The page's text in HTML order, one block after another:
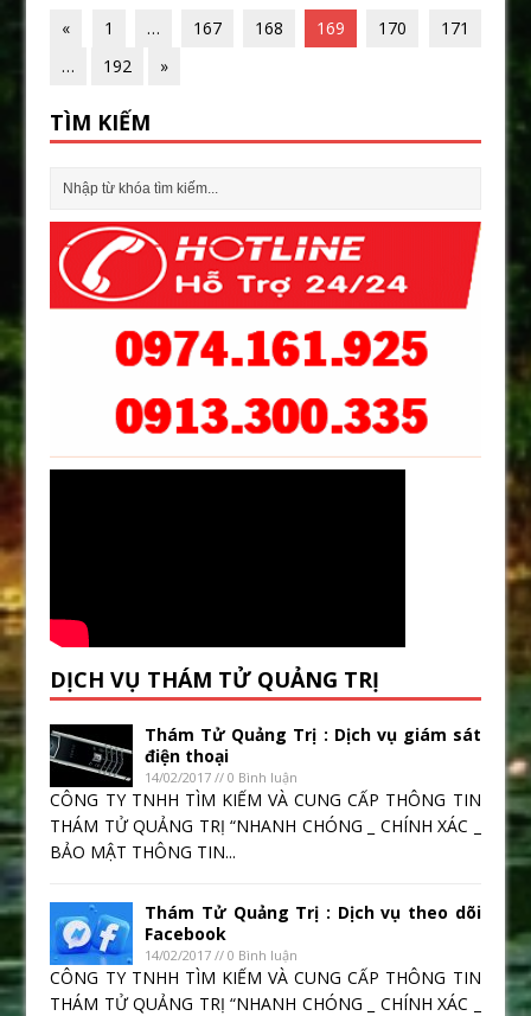
« 1 … 167 168 169 170
171
…
192 »
TÌM KIẾM
DỊCH VỤ THÁM TỬ QUẢNG TRỊ
Thám Tử Quảng Trị : Dịch vụ giám sát
điện thoại
14/02/2017 // 0 Bình luận
CÔNG TY TNHH TÌM KIẾM VÀ CUNG CẤP THÔNG TIN
THÁM TỬ QUẢNG TRỊ “NHANH CHÓNG _ CHÍNH XÁC _
BẢO MẬT THÔNG TIN...
Thám Tử Quảng Trị : Dịch vụ theo dõi
Facebook
14/02/2017 // 0 Bình luận
CÔNG TY TNHH TÌM KIẾM VÀ CUNG CẤP THÔNG TIN
THÁM TỬ QUẢNG TRỊ “NHANH CHÓNG _ CHÍNH XÁC _